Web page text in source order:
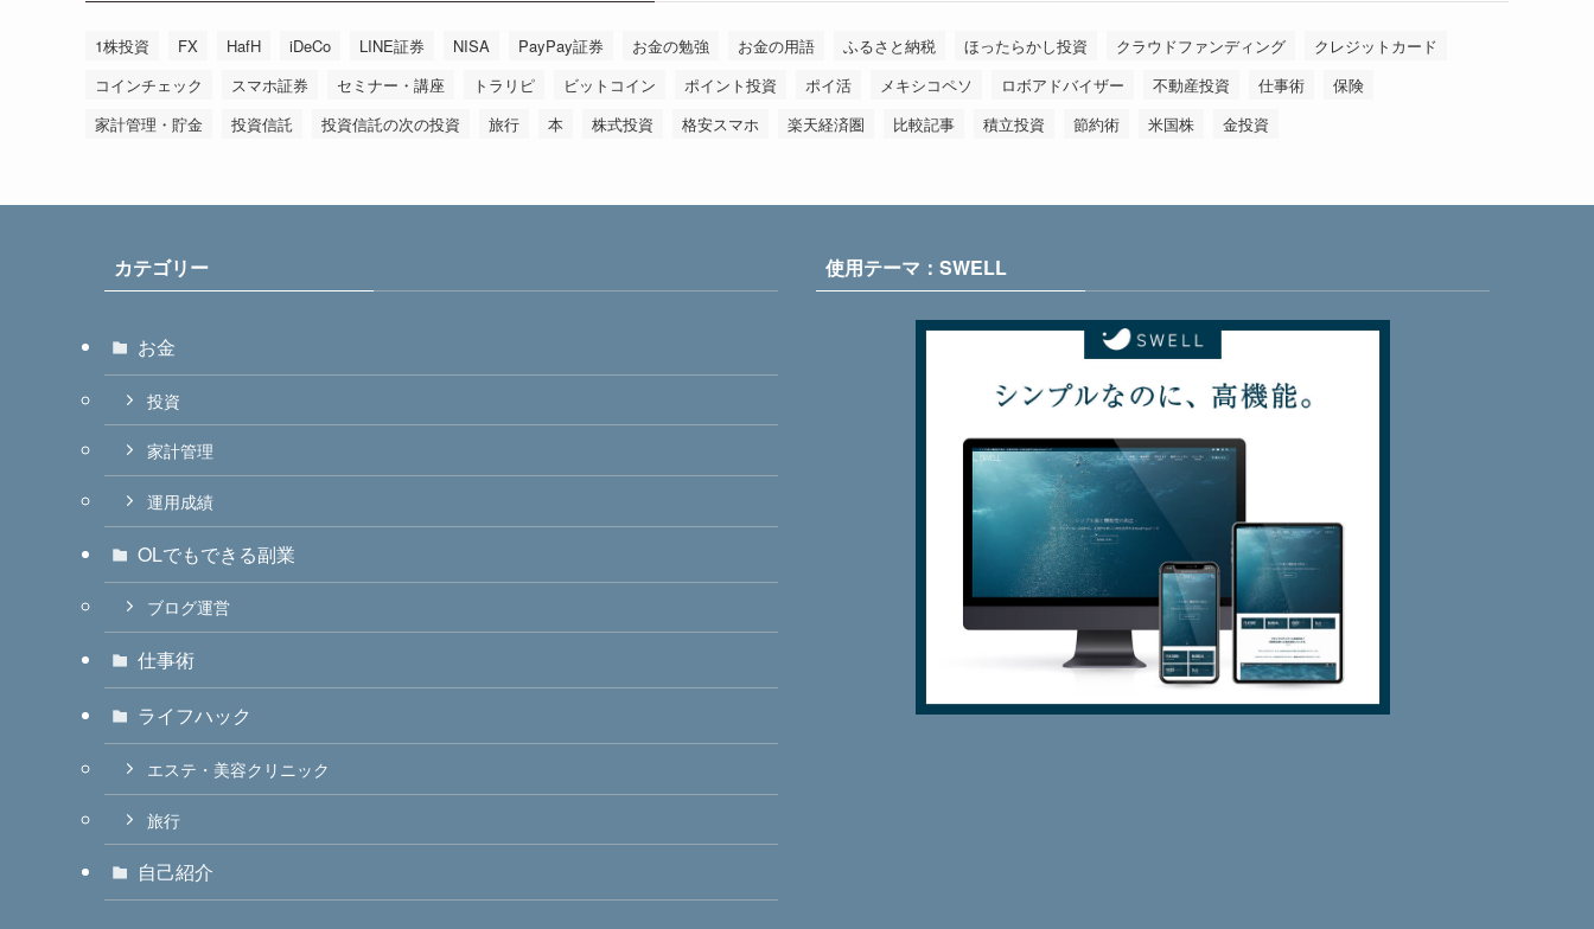
1株投資 FX HafH iDeCo LINE証券 NISA PayPay証券 お金の勉強 お金の用語 ふるさと納税 ほったらかし投資 クラウドファンディング
クレジットカード
コインチェック
スマホ証券 セミナー・講座 トラリピ ビットコイン ポイント投資 ポイ活 メキシコペソ ロボアドバイザー 不動産投資 仕事術
保険
家計管理・貯金
投資信託 投資信託の次の投資 旅行 本 株式投資 格安スマホ 楽天経済圏 比較記事 積立投資 節約術 米国株 金投資
カテゴリー
お金
投資
家計管理
運用成績
OLでもできる副業
ブログ運営
仕事術
ライフハック
エステ・美容クリニック
旅行
自己紹介
使用テーマ：SWELL